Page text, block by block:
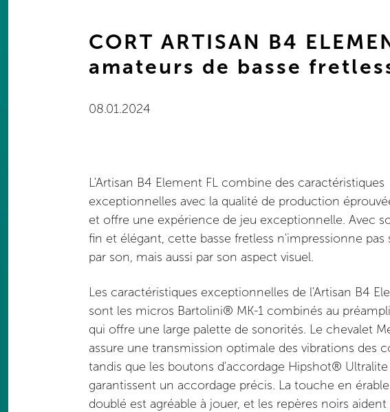
CORT ARTISAN B4
amateurs de basse
08.01.2024
L'Artisan B4 Element FL combine des caractéristiques
exceptionnelles avec la qualité de production
et offre une expérience de jeu exceptionnelle. Avec
fin et élégant, cette basse fretless n'impressionne pas
par son, mais aussi par son aspect visuel.
Les caractéristiques exceptionnelles de l'Artisan B4
sont les micros Bartolini® MK-1 combinés au
qui offre une large palette de sonorités. Le chevalet
assure une transmission optimale des vibrations des
tandis que les boutons d'accordage Hipshot® Ultralite
garantissent un accordage précis. La touche en
doublé est agréable à jouer, et les repères noirs aident